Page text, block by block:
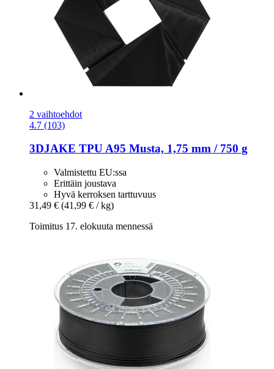
2 vaihtoehdot
4.7 (103)
3DJAKE TPU A95 Musta, 1,75 mm / 750 g
Valmistettu EU:ssa
Erittäin joustava
Hyvä kerroksen tarttuvuus
31,49 € (41,99 € / kg)
Toimitus 17. elokuuta mennessä